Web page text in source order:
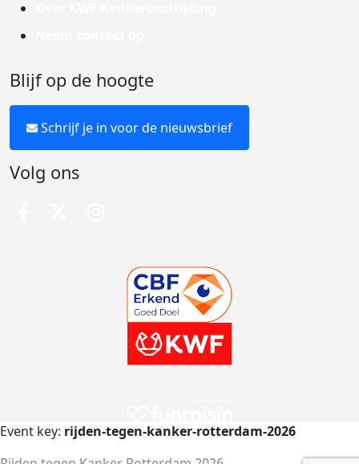
Blijf op de hoogte
Schrijf je in voor de nieuwsbrief
Volg ons
Event key: rijden-tegen-kanker-rotterdam-2026